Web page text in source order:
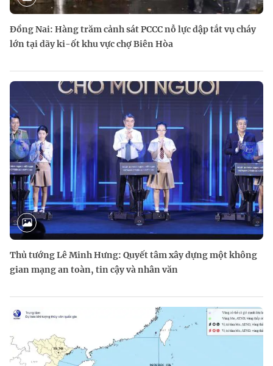
Đồng Nai: Hàng trăm cảnh sát PCCC nỗ lực dập tắt vụ cháy
lớn tại dãy ki-ốt khu vực chợ Biên Hòa
Thủ tướng Lê Minh Hưng: Quyết tâm xây dựng một không
gian mạng an toàn, tin cậy và nhân văn